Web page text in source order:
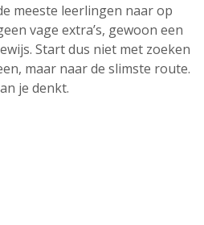
meeste leerlingen naar op
vage extra’s, gewoon een
Start dus niet met zoeken
maar naar de slimste route.
je denkt.